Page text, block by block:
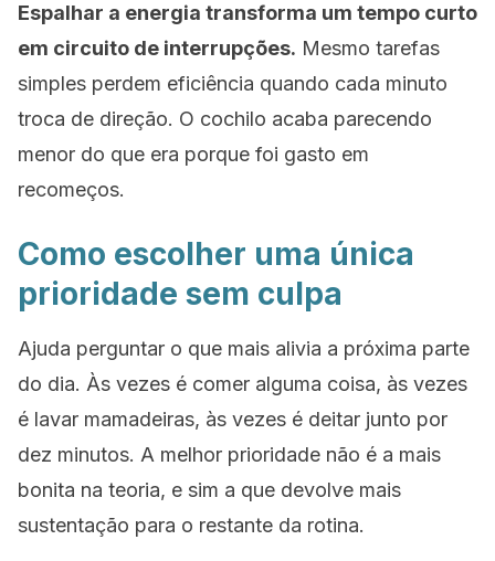
Espalhar a energia transforma um tempo curto
em circuito de interrupções. Mesmo tarefas
simples perdem eficiência quando cada minuto
troca de direção. O cochilo acaba parecendo
menor do que era porque foi gasto em
recomeços.
Como escolher uma única
prioridade sem culpa
Ajuda perguntar o que mais alivia a próxima parte
do dia. Às vezes é comer alguma coisa, às vezes
é lavar mamadeiras, às vezes é deitar junto por
dez minutos. A melhor prioridade não é a mais
bonita na teoria, e sim a que devolve mais
sustentação para o restante da rotina.